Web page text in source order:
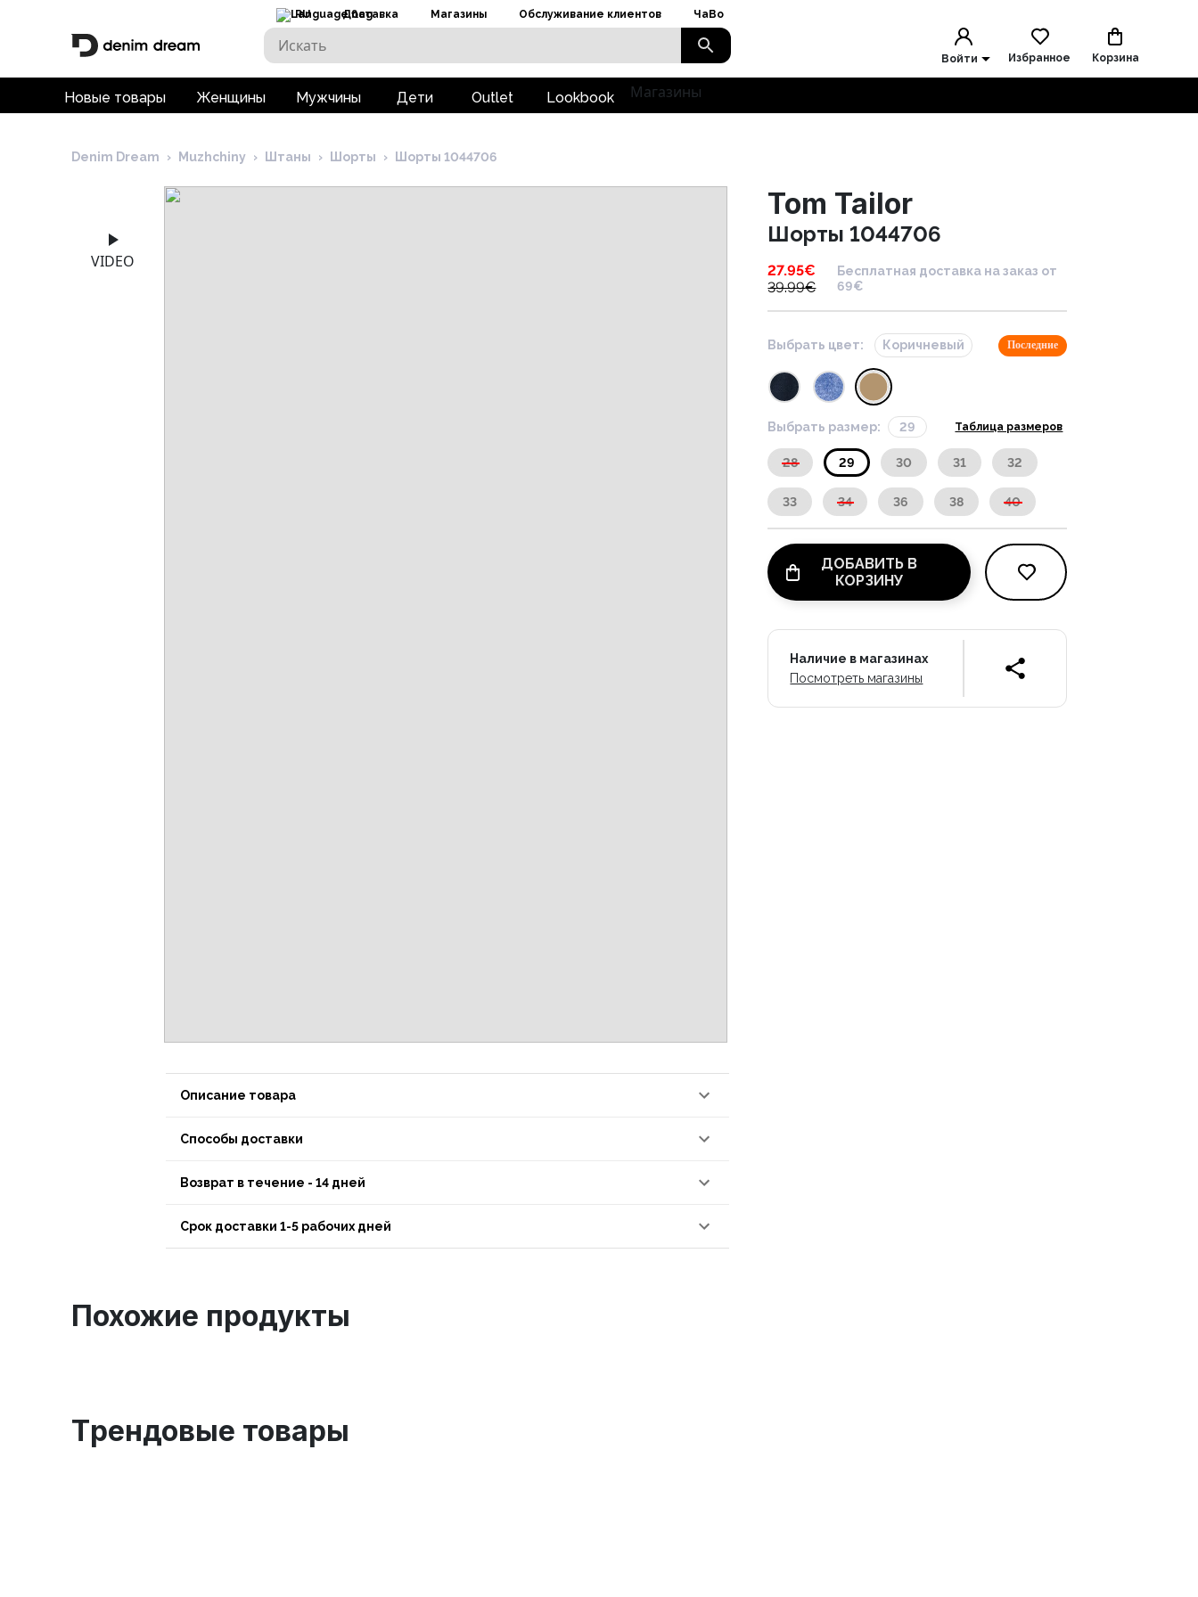
RU Доставка Магазины Обслуживание клиентов ЧаВо
Войти Избранное Корзина
Новые товары Женщины Мужчины Дети Outlet Lookbook Магазины
Denim Dream › Muzhchiny › Штаны › Шорты › Шорты 1044706
VIDEO
Описание товара
Способы доставки
Возврат в течение - 14 дней
Срок доставки 1-5 рабочих дней
Tom Tailor
Шорты 1044706
27.95€
39.99€
Бесплатная доставка на заказ от
69€
Выбрать цвет: Коричневый Последние
Выбрать размер: 29 Таблица размеров
28 29 30 31 32
33 34 36 38 40
ДОБАВИТЬ В
КОРЗИНУ
Наличие в магазинах
Посмотреть магазины
Похожие продукты
Tрендовые товары